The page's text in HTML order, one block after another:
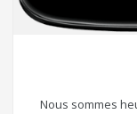
Nous sommes